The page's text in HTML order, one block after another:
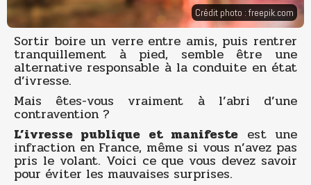
Crédit photo :freepik.com
Sortir boire un verre entre amis, puis rentrer
tranquillement à pied, semble être une
alternative responsable à la conduite en état
d’ivresse.
Mais êtes-vous vraiment à l’abri d’une
contravention ?
L’ivresse publique et manifeste est une
infraction en France, même si vous n’avez pas
pris le volant. Voici ce que vous devez savoir
pour éviter les mauvaises surprises.